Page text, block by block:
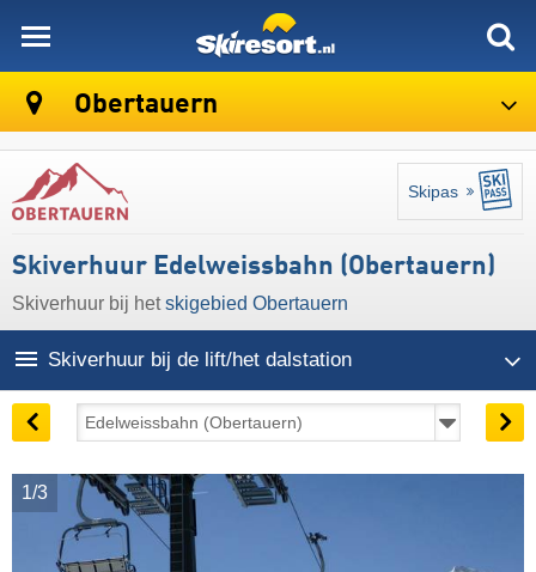
Obertauern
Skipas
Skiverhuur Edelweissbahn (Obertauern)
Skiverhuur bij hetskigebied Obertauern
Skiverhuur bij de lift/het dalstation
1/3